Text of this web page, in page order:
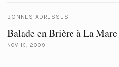
BONNES ADRESSES
Balade en Brière à La
NOV 15, 2009